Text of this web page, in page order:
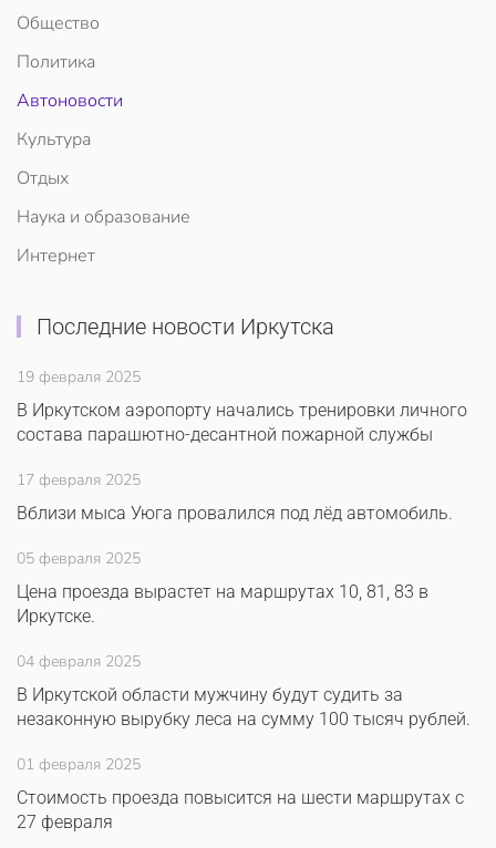
Общество
Политика
Автоновости
Культура
Отдых
Наука и образование
Интернет
Последние новости Иркутска
19 февраля 2025
В Иркутском аэропорту начались тренировки личного
состава парашютно-десантной пожарной службы
17 февраля 2025
Вблизи мыса Уюга провалился под лёд автомобиль.
05 февраля 2025
Цена проезда вырастет на маршрутах 10, 81, 83 в
Иркутске.
04 февраля 2025
В Иркутской области мужчину будут судить за
незаконную вырубку леса на сумму 100 тысяч рублей.
01 февраля 2025
Стоимость проезда повысится на шести маршрутах с
27 февраля